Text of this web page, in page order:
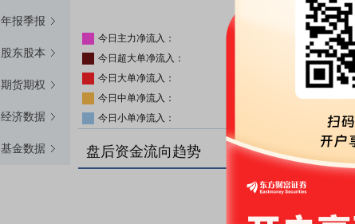
年报季报
股东股本
期货期权
经济数据
基金数据
今日主力净流入：
主力净比：
今日超大单净流入：
超大单净比：
今日大单净流入：
大单净比：
今日中单净流入：
中单净比：
今日小单净流入：
盘后资金流向趋势